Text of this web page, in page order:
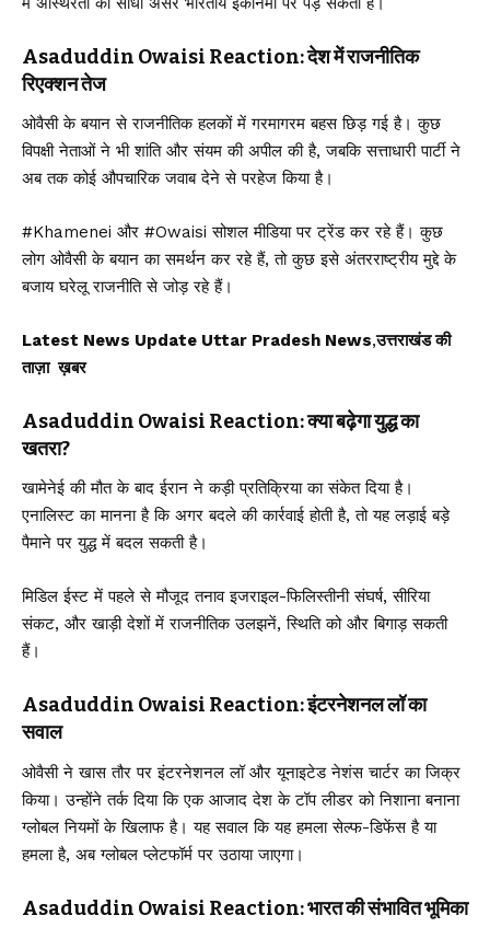
Asaduddin Owaisi Reaction: देश में राजनीतिक
रिएक्शन तेज
ओवैसी के बयान से राजनीतिक हलकों में गरमागरम बहस छिड़ गई है। कुछ
विपक्षी नेताओं ने भी शांति और संयम की अपील की है, जबकि सत्ताधारी पार्टी ने
अब तक कोई औपचारिक जवाब देने से परहेज किया है।
#Khamenei और #Owaisi सोशल मीडिया पर ट्रेंड कर रहे हैं। कुछ
लोग ओवैसी के बयान का समर्थन कर रहे हैं, तो कुछ इसे अंतरराष्ट्रीय मुद्दे के
बजाय घरेलू राजनीति से जोड़ रहे हैं।
Latest News Update Uttar Pradesh News,उत्तराखंड की
ताज़ा ख़बर
Asaduddin Owaisi Reaction: क्या बढ़ेगा युद्ध का
खतरा?
खामेनेई की मौत के बाद ईरान ने कड़ी प्रतिक्रिया का संकेत दिया है।
एनालिस्ट का मानना है कि अगर बदले की कार्रवाई होती है, तो यह लड़ाई बड़े
पैमाने पर युद्ध में बदल सकती है।
मिडिल ईस्ट में पहले से मौजूद तनाव इजराइल-फिलिस्तीनी संघर्ष, सीरिया
संकट, और खाड़ी देशों में राजनीतिक उलझनें, स्थिति को और बिगाड़ सकती
हैं।
Asaduddin Owaisi Reaction: इंटरनेशनल लॉ का
सवाल
ओवैसी ने खास तौर पर इंटरनेशनल लॉ और यूनाइटेड नेशंस चार्टर का जिक्र
किया। उन्होंने तर्क दिया कि एक आजाद देश के टॉप लीडर को निशाना बनाना
ग्लोबल नियमों के खिलाफ है। यह सवाल कि यह हमला सेल्फ-डिफेंस है या
हमला है, अब ग्लोबल प्लेटफॉर्म पर उठाया जाएगा।
Asaduddin Owaisi Reaction: भारत की संभावित भूमिका